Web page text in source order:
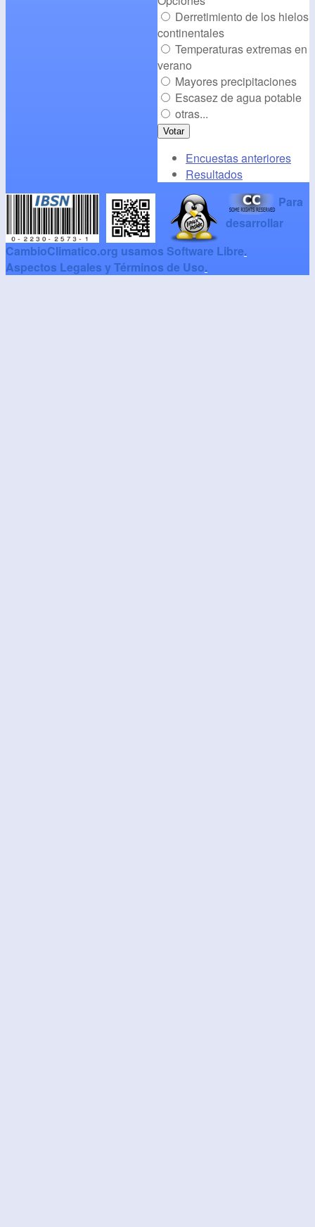
Derretimiento de los hielos
continentales
Temperaturas extremas en
verano
Mayores precipitaciones
Escasez de agua potable
otras...
Encuestas anteriores
Resultados
Para
desarrollar
CambioClimatico.org usamos Software Libre.
Aspectos Legales y Términos de Uso.